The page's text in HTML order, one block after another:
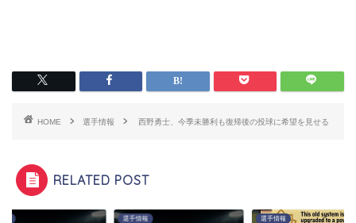
HOME 選手情報 西野勇士、今季未勝利も復帰後の投球に希望を見せる
RELATED POST
選手情報 選手情報